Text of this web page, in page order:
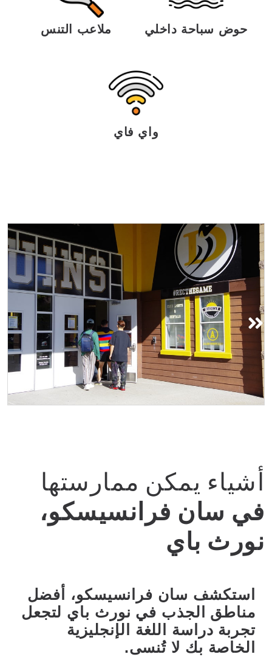
حوض سباحة داخلي ملاعب التنس
واي فاي
أشياء يمكن ممارستها
في سان فرانسيسكو،
نورث باي
استكشف سان فرانسيسكو، أفضل
مناطق الجذب في نورث باي لتجعل
تجربة دراسة اللغة الإنجليزية
الخاصة بك لا تُنسى.